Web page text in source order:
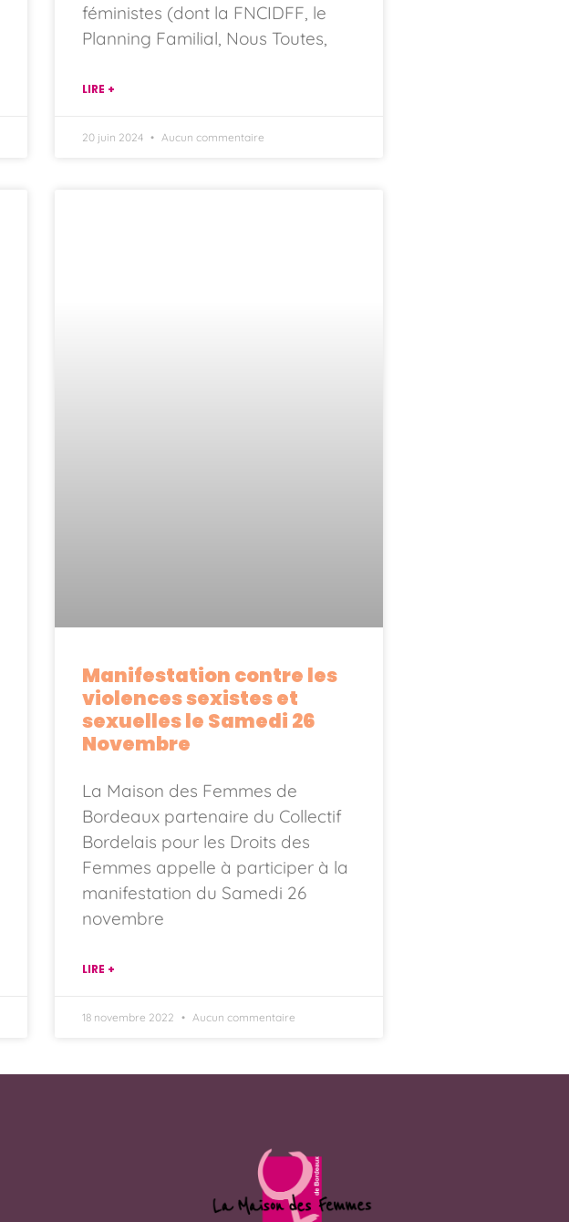
féministes (dont la FNCIDFF, le
Planning Familial, Nous Toutes,
LIRE +
20 juin 2024 Aucun commentaire
Manifestation contre les
violences sexistes et
sexuelles le Samedi 26
Novembre
La Maison des Femmes de
Bordeaux partenaire du Collectif
Bordelais pour les Droits des
Femmes appelle à participer à la
manifestation du Samedi 26
novembre
LIRE +
18 novembre 2022 Aucun commentaire